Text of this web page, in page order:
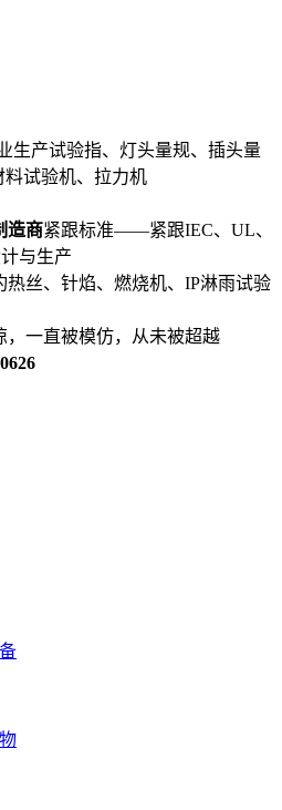
生产试验指、灯头量规、插头量
试验机、拉力机
造商紧跟标准——紧跟IEC、UL、
与生产
丝、针焰、燃烧机、IP淋雨试验
一直被模仿，从未被超越